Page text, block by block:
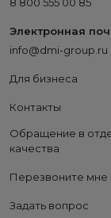
Электронная
info@dmi-group.ru
Для бизнеса
Контакты
Обращение в
качества
Перезвоните мне
Задать вопрос